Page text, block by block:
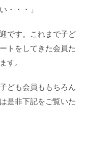
・・・」
です。これまで子ど
トをしてきた会員た
す。
ども会員ももちろん
是非下記をご覧いた